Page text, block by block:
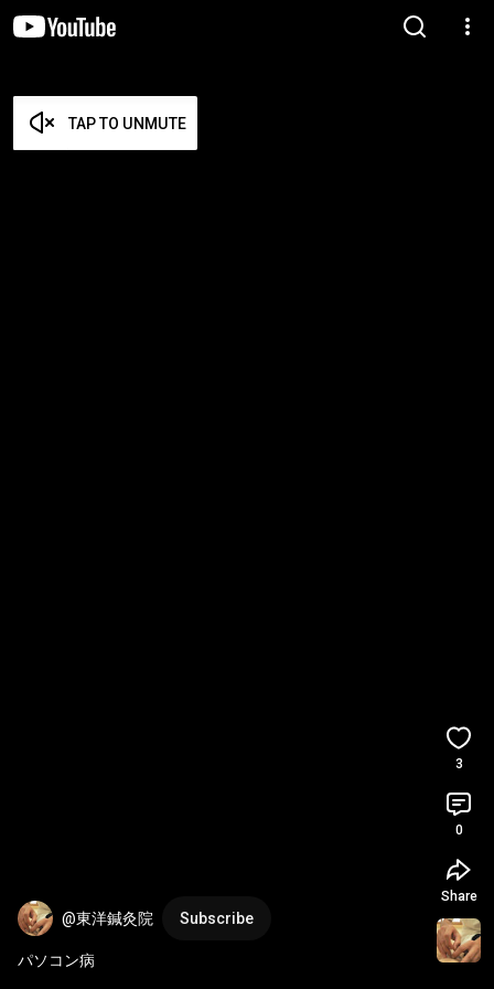
TAP TO UNMUTE
@東洋鍼灸院 Subscribe
パソコン病
3
0
Share